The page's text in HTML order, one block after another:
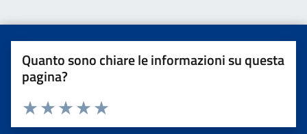
Quanto sono chiare le informazioni su questa
pagina?
Valuta da 1 a 5 stelle la pagina
Valuta 5 stelle su 5
Valuta 4 stelle su 5
Valuta 3 stelle su 5
Valuta 2 stelle su 5
Valuta una stella su 5